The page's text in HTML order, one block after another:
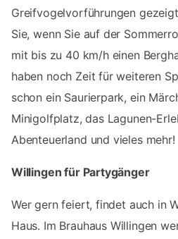
Greifvogelvorführungen
Sie, wenn Sie auf der
mit bis zu 40 km/h einen
haben noch Zeit für weiteren
schon ein Saurierpark, ein
Minigolfplatz, das Lagunen-
Abenteuerland und vieles mehr!
Willingen für Partygänger
Wer gern feiert, findet auch in
Haus. Im Brauhaus Willingen